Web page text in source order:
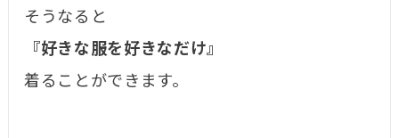
そうなると
『好きな服を好きなだけ』
着ることができます。